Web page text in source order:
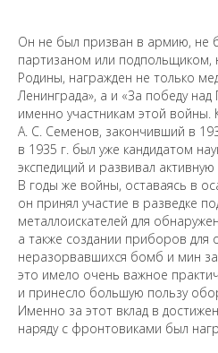
Он не был призван в армию, не
партизаном или подпольщиком,
Родины, награжден не только
Ленинграда», а и «За победу
именно участникам этой войны.
А. С. Семенов, закончивший в
в 1935 г. был уже кандидатом
экспедиций и развивал
В годы же войны, оставаясь в
он принял участие в разведке
металлоискателей для
а также создании приборов для
неразорвавшихся бомб и мин
это имело очень важное
и принесло большую пользу
Именно за этот вклад в
наряду с фронтовиками был
Предложить
дополнения к материалу